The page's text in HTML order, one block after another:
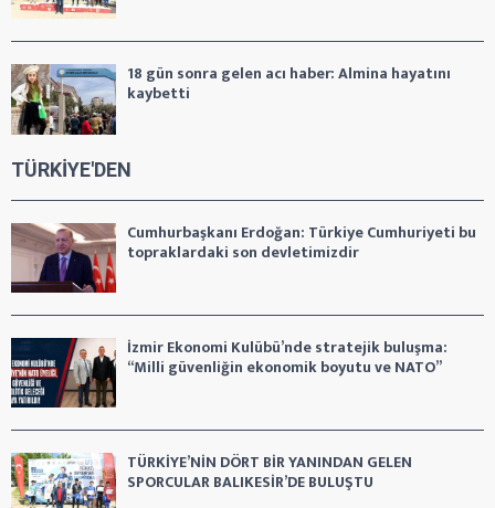
18 gün sonra gelen acı haber: Almina hayatını
kaybetti
TÜRKİYE'DEN
Cumhurbaşkanı Erdoğan: Türkiye Cumhuriyeti bu
topraklardaki son devletimizdir
İzmir Ekonomi Kulübü’nde stratejik buluşma:
“Milli güvenliğin ekonomik boyutu ve NATO”
TÜRKİYE’NİN DÖRT BİR YANINDAN GELEN
SPORCULAR BALIKESİR’DE BULUŞTU